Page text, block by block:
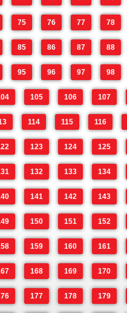
75 76 77 78
85 86 87 88
95 96 97 98
105 106 107
114 115 116
123 124 125
132 133 134
141 142 143
150 151 152
159 160 161
168 169 170
177 178 179